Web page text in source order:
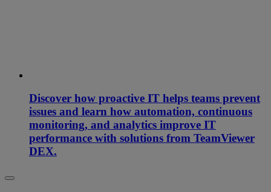
Discover how proactive IT helps teams prevent
issues and learn how automation, continuous
monitoring, and analytics improve IT
performance with solutions from TeamViewer
DEX.